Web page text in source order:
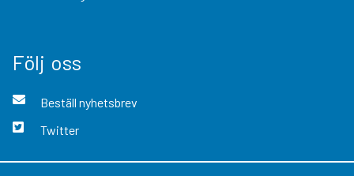
Följ oss
Beställ nyhetsbrev
Twitter